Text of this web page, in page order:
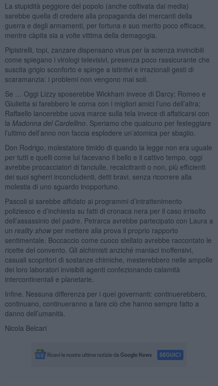
La stupidità peggiore del popolo (anche coltivata dai media)
sarebbe quella di credere alla propaganda dei mercanti della
guerra e degli armamenti, per fortuna e suo merito poco efficace,
mentre càpita sia a volte vittima della demagogia.
Pipistrelli, topi, zanzare dispensano virus per la scienza invincibili
come spiegano i virologi televisivi, presenza poco rassicurante che
suscita grigio sconforto e spinge a istintivi e irrazionali gesti di
scaramanzia: i problemi non vengono mai soli.
Se … Oggi Lizzy sposerebbe Wickham invece di Darcy; Romeo e
Giulietta si farebbero le corna con i migliori amici l’uno dell’altra;
Raffaello lancerebbe uova marce sulla tela invece di affaticarsi con
la Madonna del Cardellino . Speriamo che qualcuno per festeggiare
l’ultimo dell’anno non faccia esplodere un’atomica per sbaglio.
Don Rodrigo, molestatore timido di quando la legge non era uguale
per tutti e quelli come lui facevano il bello e il cattivo tempo, oggi
avrebbe procacciatori di fanciulle, recalcitranti o non, più efficienti
dei suoi sgherri inconcludenti, detti bravi, senza ricorrere alla
molestia di uno sguardo inopportuno.
Pascoli si sarebbe affidato ai programmi d’intrattenimento
poliziesco e d’inchiesta su fatti di cronaca nera per il caso irrisolto
dell’assassinio del padre. Petrarca avrebbe partecipato con Laura a
un reality showper mettere alla prova il proprio rapporto
sentimentale. Boccaccio come cuoco stellato avrebbe raccontato le
ricette del convento. Gli alchimisti anziché maniaci inoffensivi,
casuali scopritori di sostanze chimiche, mesterebbero nelle ampolle
dei loro laboratori invisibili agenti confezionando calamità
intercontinentali e planetarie.
Infine. Nessuna differenza per i quei governanti: continuerebbero,
continuano, continueranno a fare ciò che hanno sempre fatto a
danno dell’umanità.
Nicola Belcari